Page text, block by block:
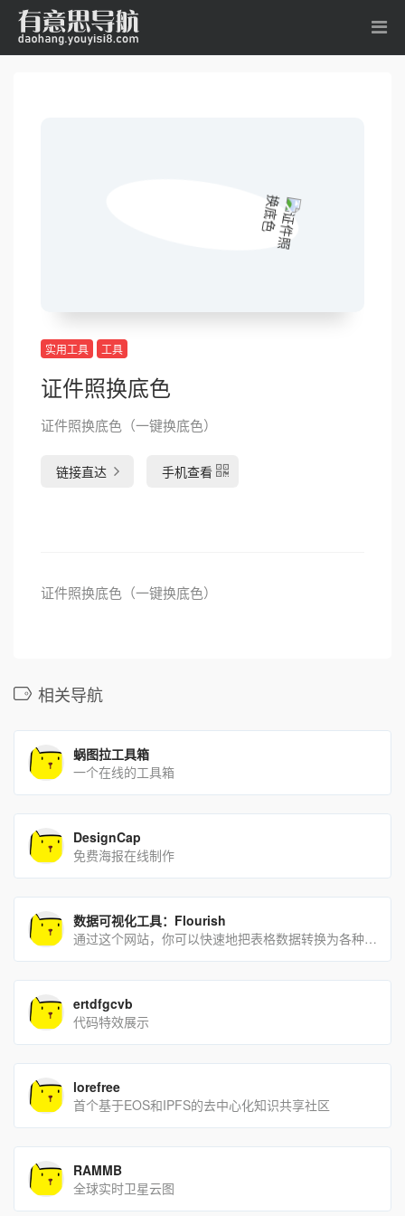
实用工具 工具
证件照换底色
证件照换底色（一键换底色）
链接直达 手机查看
证件照换底色（一键换底色）
相关导航
蜗图拉工具箱
一个在线的工具箱
DesignCap
免费海报在线制作
数据可视化工具：Flourish
通过这个网站，你可以快速地把表格数据转换为各种各样好看的图表，并且还支持动态可视化。
ertdfgcvb
代码特效展示
lorefree
首个基于EOS和IPFS的去中心化知识共享社区
RAMMB
全球实时卫星云图